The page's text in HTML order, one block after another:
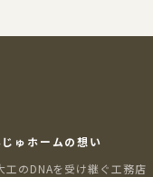
ゅホームの想い
工のDNAを受け継ぐ工務店